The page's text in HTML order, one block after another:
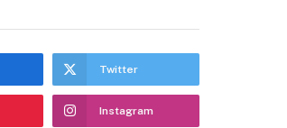
Twitter
Instagram